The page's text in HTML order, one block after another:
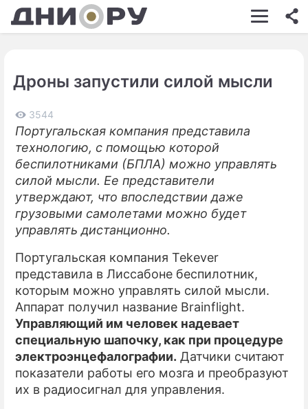
ШОУ-БИЗНЕС
КИНО
ЗДОРОВЬЕ
ЭКОНОМИКА
ПРОИСШЕСТВИЯ
СОННИК
СТИЛЬ ЖИЗНИ
СЕРИАЛЫ
ИГРЫ
ПРЕСС-РЕЛИЗЫ
О ПРОЕКТЕ
Дроны запустили силой мысли
3544
Португальская компания представила
технологию, с помощью которой
беспилотниками (БПЛА) можно управлять
силой мысли. Ее представители
утверждают, что впоследствии даже
грузовыми самолетами можно будет
управлять дистанционно.
Португальская компания Tekever
представила в Лиссабоне беспилотник,
которым можно управлять силой мысли.
Аппарат получил название Brainflight.
Управляющий им человек надевает
специальную шапочку, как при процедуре
электроэнцефалографии. Датчики считают
показатели работы его мозга и преобразуют
их в радиосигнал для управления.